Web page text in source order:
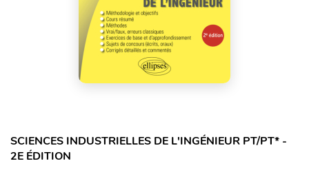
SCIENCES INDUSTRIELLES DE L'INGÉNIEUR PT/PT* -
2E ÉDITION